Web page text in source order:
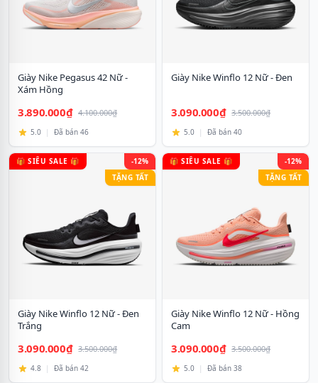
Giày Nike Pegasus 42 Nữ -
Xám Hồng
3.890.000₫ 4.100.000₫
5.0 | Đã bán 46
Giày Nike Winflo 12 Nữ - Đen
3.090.000₫ 3.500.000₫
5.0 | Đã bán 40
🎁 SIÊU SALE 🎁
-12%
TẶNG TẤT
Giày Nike Winflo 12 Nữ - Đen
Trắng
3.090.000₫ 3.500.000₫
4.8 | Đã bán 42
🎁 SIÊU SALE 🎁
-12%
TẶNG TẤT
Giày Nike Winflo 12 Nữ - Hồng
Cam
3.090.000₫ 3.500.000₫
5.0 | Đã bán 38